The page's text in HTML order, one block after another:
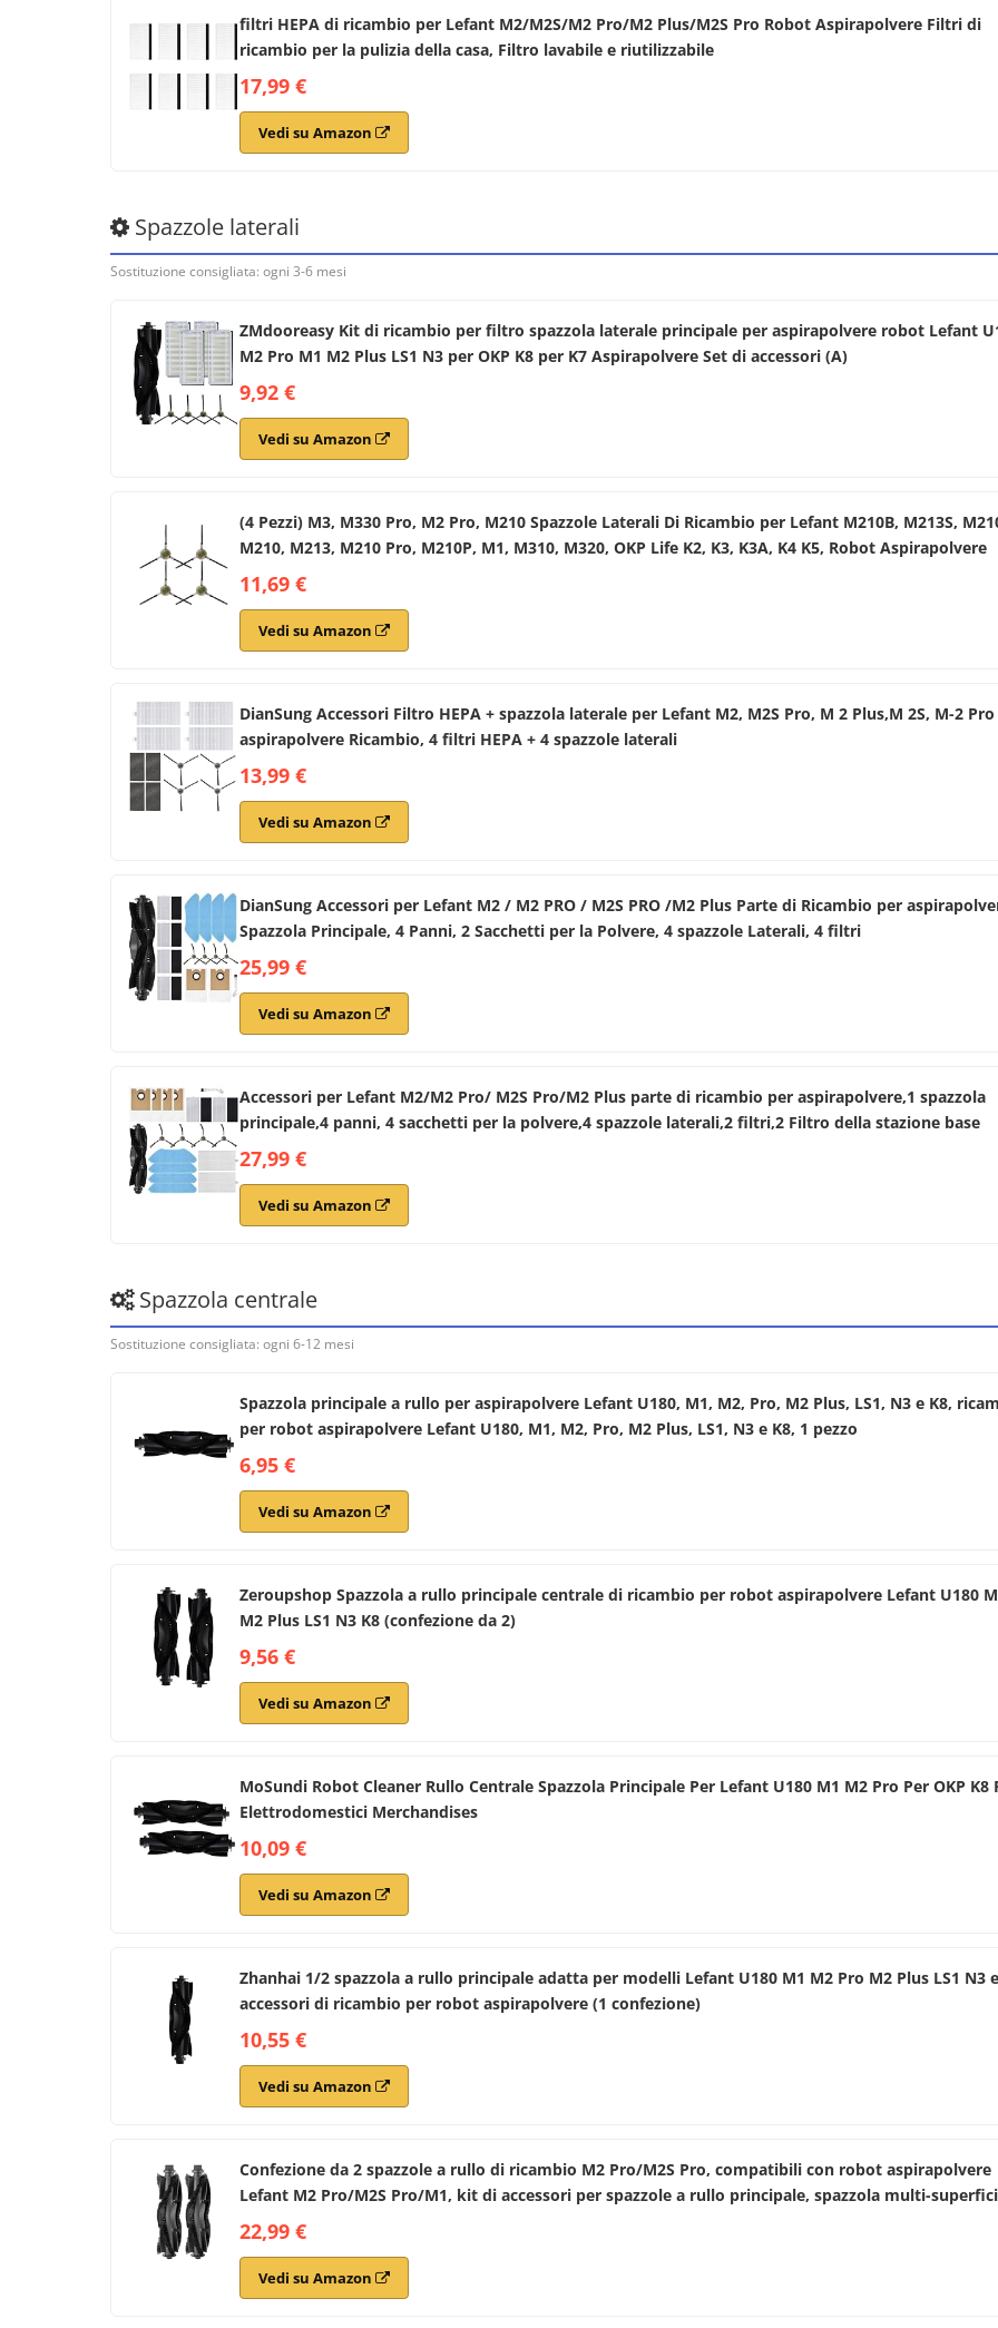
filtri HEPA di ricambio per Lefant M2/M2S/M2 Pro/M2 Plus/M2S Pro Robot Aspirapolvere Filtri di
ricambio per la pulizia della casa, Filtro lavabile e riutilizzabile
17,99 €
Vedi su Amazon
Spazzole laterali
Sostituzione consigliata: ogni 3-6 mesi
ZMdooreasy Kit di ricambio per filtro spazzola laterale principale per aspirapolvere robot Lefant
M2 Pro M1 M2 Plus LS1 N3 per OKP K8 per K7 Aspirapolvere Set di accessori (A)
9,92 €
Vedi su Amazon
(4 Pezzi) M3, M330 Pro, M2 Pro, M210 Spazzole Laterali Di Ricambio per Lefant M210B, M213S,
M210, M213, M210 Pro, M210P, M1, M310, M320, OKP Life K2, K3, K3A, K4 K5, Robot Aspirapolvere
11,69 €
Vedi su Amazon
DianSung Accessori Filtro HEPA + spazzola laterale per Lefant M2, M2S Pro, M 2 Plus,M 2S, M-2
aspirapolvere Ricambio, 4 filtri HEPA + 4 spazzole laterali
13,99 €
Vedi su Amazon
DianSung Accessori per Lefant M2 / M2 PRO / M2S PRO /M2 Plus Parte di Ricambio per
Spazzola Principale, 4 Panni, 2 Sacchetti per la Polvere, 4 spazzole Laterali, 4 filtri
25,99 €
Vedi su Amazon
Accessori per Lefant M2/M2 Pro/ M2S Pro/M2 Plus parte di ricambio per aspirapolvere,1 spazzola
principale,4 panni, 4 sacchetti per la polvere,4 spazzole laterali,2 filtri,2 Filtro della stazione base
27,99 €
Vedi su Amazon
Spazzola centrale
Sostituzione consigliata: ogni 6-12 mesi
Spazzola principale a rullo per aspirapolvere Lefant U180, M1, M2, Pro, M2 Plus, LS1, N3 e K8,
per robot aspirapolvere Lefant U180, M1, M2, Pro, M2 Plus, LS1, N3 e K8, 1 pezzo
6,95 €
Vedi su Amazon
Zeroupshop Spazzola a rullo principale centrale di ricambio per robot aspirapolvere Lefant U180
M2 Plus LS1 N3 K8 (confezione da 2)
9,56 €
Vedi su Amazon
MoSundi Robot Cleaner Rullo Centrale Spazzola Principale Per Lefant U180 M1 M2 Pro Per OKP K8
Elettrodomestici Merchandises
10,09 €
Vedi su Amazon
Zhanhai 1/2 spazzola a rullo principale adatta per modelli Lefant U180 M1 M2 Pro M2 Plus LS1 N3
accessori di ricambio per robot aspirapolvere (1 confezione)
10,55 €
Vedi su Amazon
Confezione da 2 spazzole a rullo di ricambio M2 Pro/M2S Pro, compatibili con robot aspirapolvere
Lefant M2 Pro/M2S Pro/M1, kit di accessori per spazzole a rullo principale, spazzola multi-
22,99 €
Vedi su Amazon